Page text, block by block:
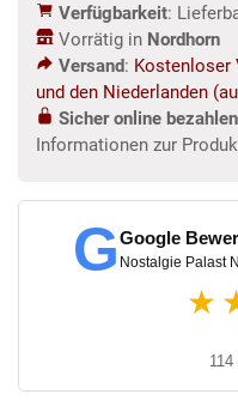
Verfügbarkeit:
Vorrätig in Nordhorn
Versand: Kostenloser
und den Niederlanden
Sicher online bezahlen
Informationen zur
GGoogle
Nostalgie Palast